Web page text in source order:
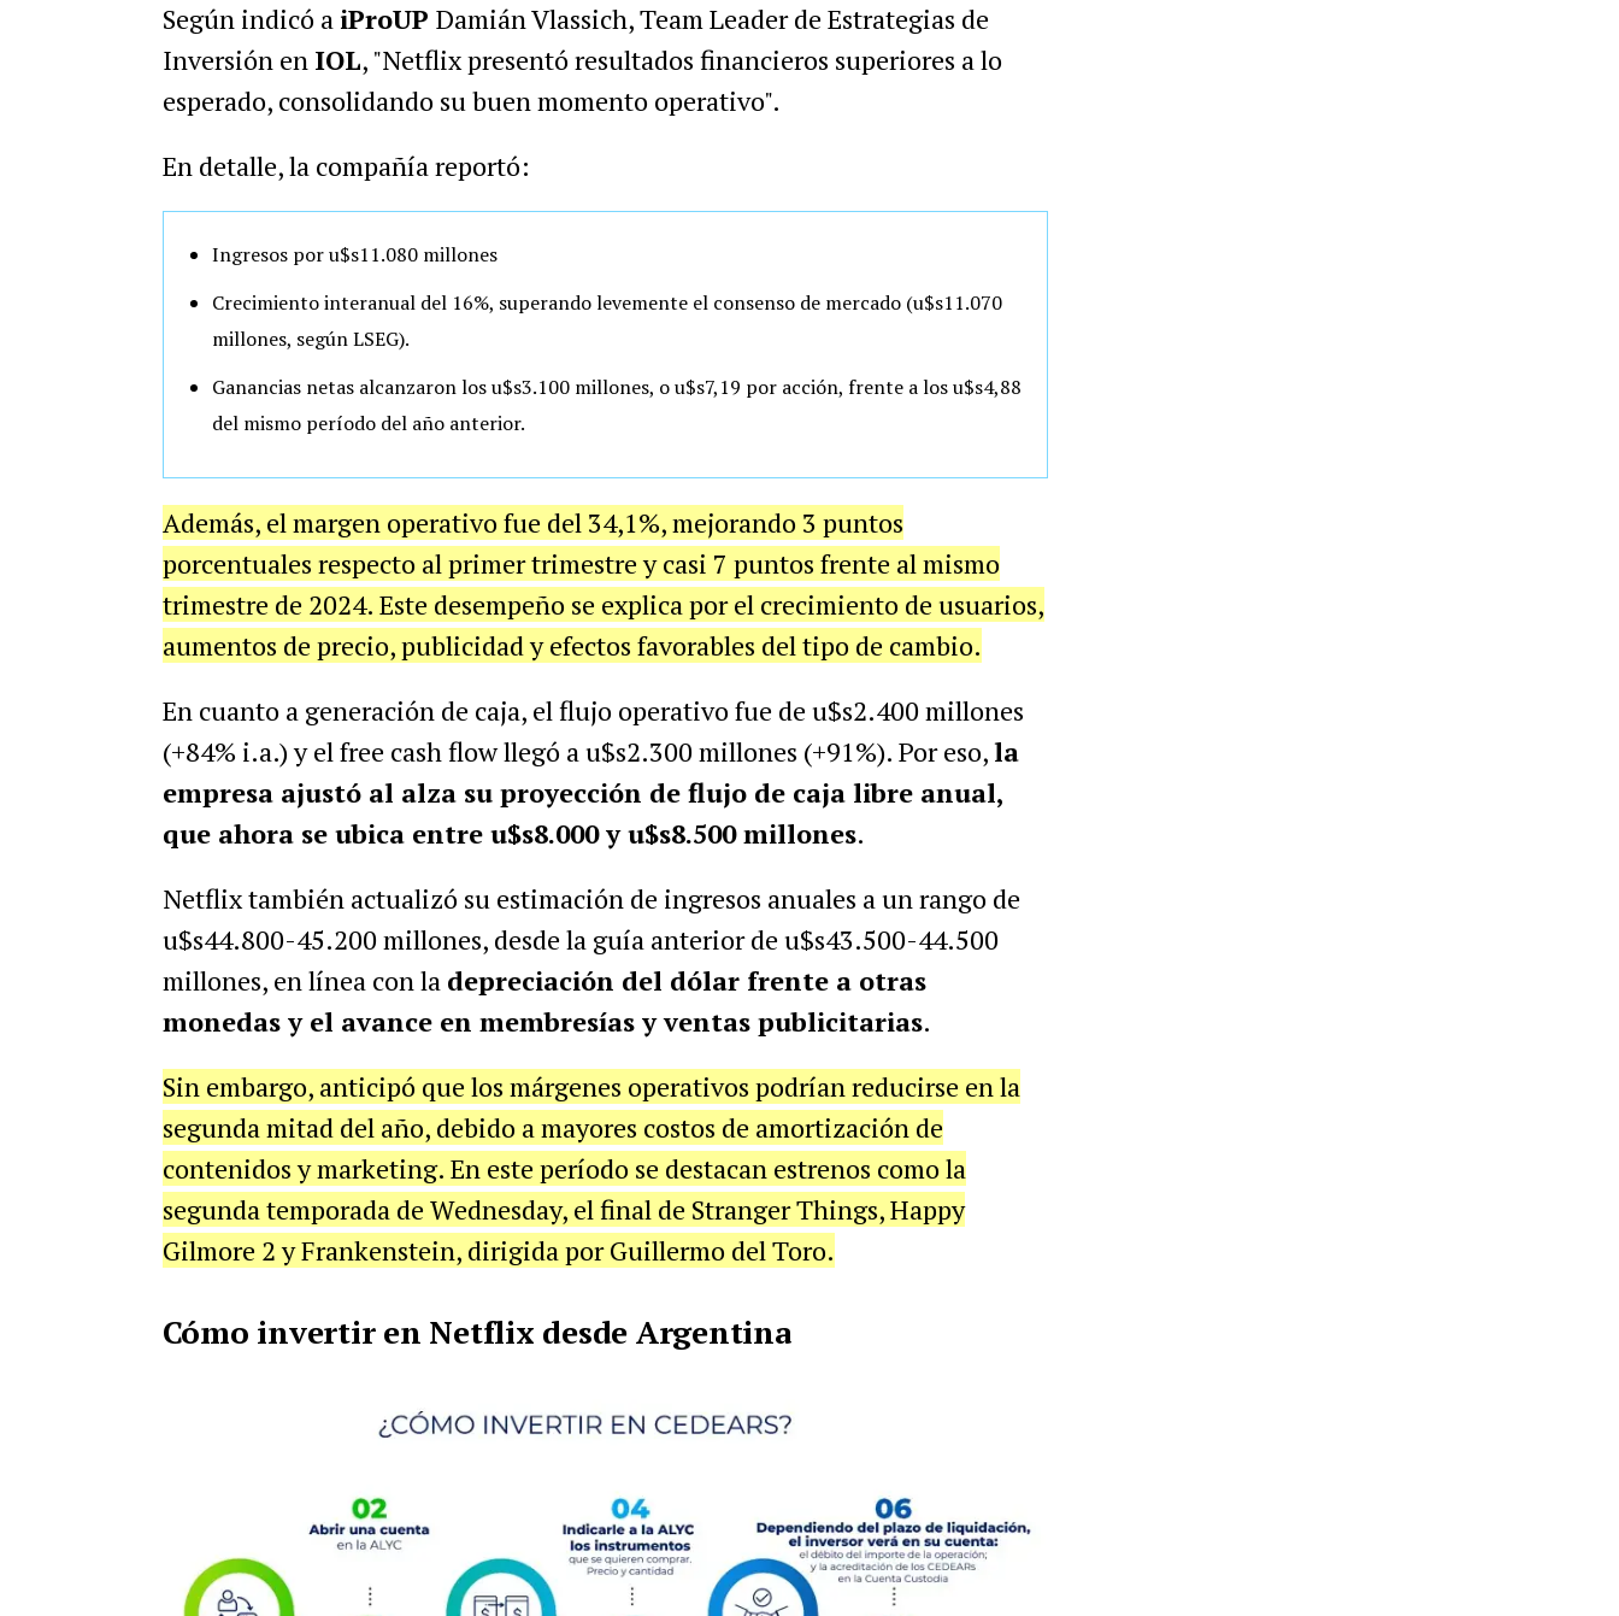
Según indicó a iProUP Damián Vlassich, Team Leader de Estrategias de
Inversión en IOL, "Netflix presentó resultados financieros superiores a lo
esperado, consolidando su buen momento operativo".
En detalle, la compañía reportó:
Ingresos por u$s11.080 millones
Crecimiento interanual del 16%, superando levemente el consenso de mercado (u$s11.070
millones, según LSEG).
Ganancias netas alcanzaron los u$s3.100 millones, o u$s7,19 por acción, frente a los u$s4,88
del mismo período del año anterior.
Además, el margen operativo fue del 34,1%, mejorando 3 puntos
porcentuales respecto al primer trimestre y casi 7 puntos frente al mismo
trimestre de 2024. Este desempeño se explica por el crecimiento de usuarios,
aumentos de precio, publicidad y efectos favorables del tipo de cambio.
En cuanto a generación de caja, el flujo operativo fue de u$s2.400 millones
(+84% i.a.) y el free cash flow llegó a u$s2.300 millones (+91%). Por eso,la
empresa ajustó al alza su proyección de flujo de caja libre anual,
que ahora se ubica entre u$s8.000 y u$s8.500 millones.
Netflix también actualizó su estimación de ingresos anuales a un rango de
u$s44.800-45.200 millones, desde la guía anterior de u$s43.500-44.500
millones, en línea con la depreciación del dólar frente a otras
monedas y el avance en membresías y ventas publicitarias.
Sin embargo, anticipó que los márgenes operativos podrían reducirse en la
segunda mitad del año, debido a mayores costos de amortización de
contenidos y marketing. En este período se destacan estrenos como la
segunda temporada de Wednesday, el final de Stranger Things, Happy
Gilmore 2 y Frankenstein, dirigida por Guillermo del Toro.
Cómo invertir en Netflix desde Argentina